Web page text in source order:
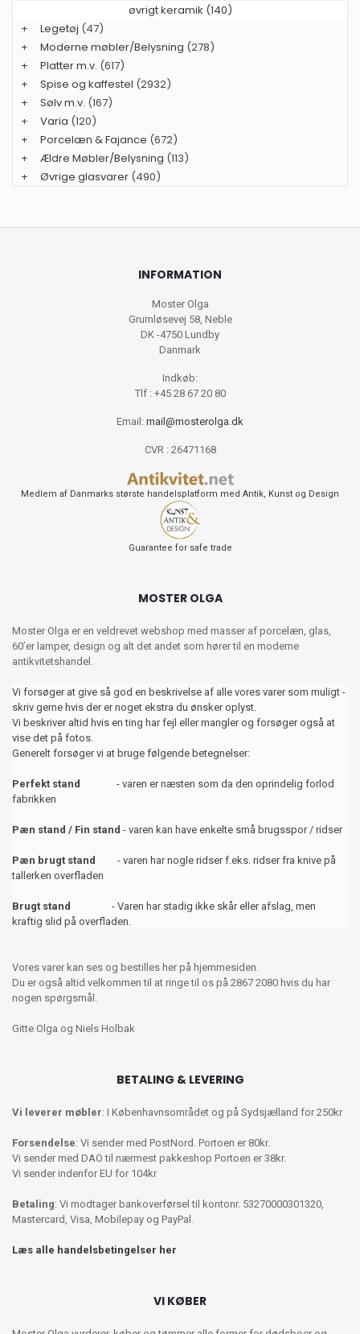
øvrigt keramik (140)
+
Legetøj (47)
+
Moderne møbler/Belysning (278)
+
Platter m.v. (617)
+
Spise og kaffestel (2932)
+
Sølv m.v. (167)
+
Varia (120)
+
Porcelæn & Fajance (672)
+
Ældre Møbler/Belysning (113)
+
Øvrige glasvarer (490)
INFORMATION
Moster Olga
Grumløsevej 58, Neble
DK -4750 Lundby
Danmark
Indkøb:
Tlf : +45 28 67 20 80
Email: mail@mosterolga.dk
CVR : 26471168
Medlem af Danmarks største handelsplatform med Antik, Kunst og Design
Guarantee for safe trade
MOSTER OLGA
Moster Olga er en veldrevet webshop med masser af porcelæn, glas,
60’er lamper, design og alt det andet som hører til en moderne
antikvitetshandel.
Vi forsøger at give så god en beskrivelse af alle vores varer som muligt -
skriv gerne hvis der er noget ekstra du ønsker oplyst.
Vi beskriver altid hvis en ting har fejl eller mangler og forsøger også at
vise det på fotos.
Generelt forsøger vi at bruge følgende betegnelser:
Perfekt stand - varen er næsten som da den oprindelig forlod
fabrikken
Pæn stand / Fin stand - varen kan have enkelte små brugsspor / ridser
Pæn brugt stand
- varen har nogle ridser f.eks. ridser fra knive på
tallerken overfladen
Brugt stand
- Varen har stadig ikke skår eller afslag, men
kraftig slid på overfladen.
Vores varer kan ses og bestilles her på hjemmesiden.
Du er også altid velkommen til at ringe til os på 2867 2080 hvis du har
nogen spørgsmål.
Gitte Olga og Niels Holbak
BETALING & LEVERING
Vi leverer møbler: I Københavnsområdet og på Sydsjælland for 250kr
Forsendelse: Vi sender med PostNord. Portoen er 80kr.
Vi sender med DAO til nærmest pakkeshop Portoen er 38kr.
Vi sender indenfor EU for 104kr
Betaling: Vi modtager bankoverførsel til kontonr. 53270000301320,
Mastercard, Visa, Mobilepay og PayPal.
Læs alle handelsbetingelser her
VI KØBER